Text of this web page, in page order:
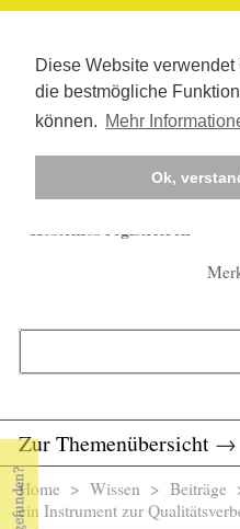
Diese Website
die bestmögliche
können. Mehr
Ok,
Kostenlos registrieren
Zur Themenübersicht →
Sie sind hier
Home > Wissen > Beiträge
ein Instrument zur